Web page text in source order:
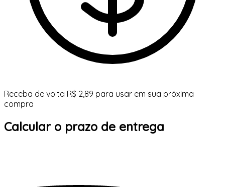
Receba de volta R$ 2,89 para usar em sua próxima
compra
Calcular o prazo de entrega